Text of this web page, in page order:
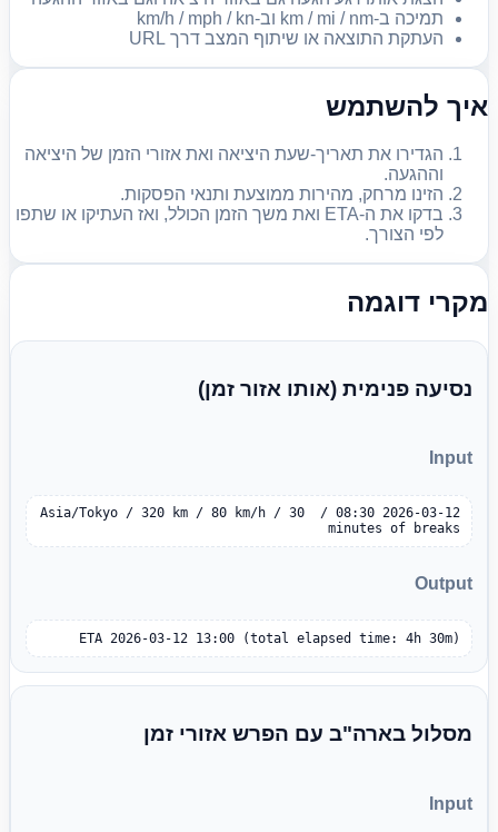
תמיכה ב-km / mi / nm וב-km/h / mph / kn
העתקת התוצאה או שיתוף המצב דרך URL
איך להשתמש
הגדירו את תאריך-שעת היציאה ואת אזורי הזמן של היציאה
וההגעה.
הזינו מרחק, מהירות ממוצעת ותנאי הפסקות.
בדקו את ה-ETA ואת משך הזמן הכולל, ואז העתיקו או שתפו
לפי הצורך.
מקרי דוגמה
נסיעה פנימית (אותו אזור זמן)
Input
2026-03-12 08:30 / Asia/Tokyo / 320 km / 80 km/h / 30
minutes of breaks
Output
ETA 2026-03-12 13:00 (total elapsed time: 4h 30m)
מסלול בארה"ב עם הפרש אזורי זמן
Input